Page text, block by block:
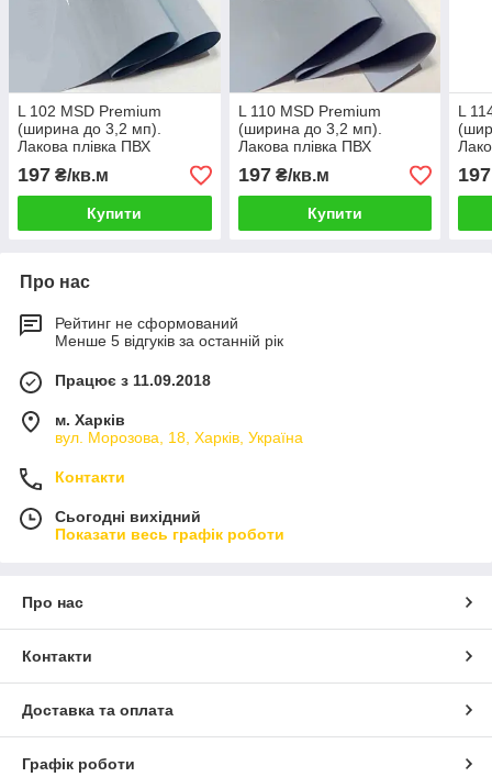
L 102 MSD Premium
(ширина до 3,2 мп).
Лакова плівка ПВХ
197 ₴/кв.м
Купити
L 110 MSD Premium
(ширина до 3,2 мп).
Лакова плівка ПВХ
197₴/кв.м
Купити
L
197
Про нас
Рейтинг не сформований
Менше 5 відгуків за останній рік
Працює з 11.09.2018
м. Харків
вул. Морозова, 18, Харків, Україна
Контакти
Сьогодні вихідний
Показати весь графік роботи
Про нас
Контакти
Доставка та оплата
Графік роботи